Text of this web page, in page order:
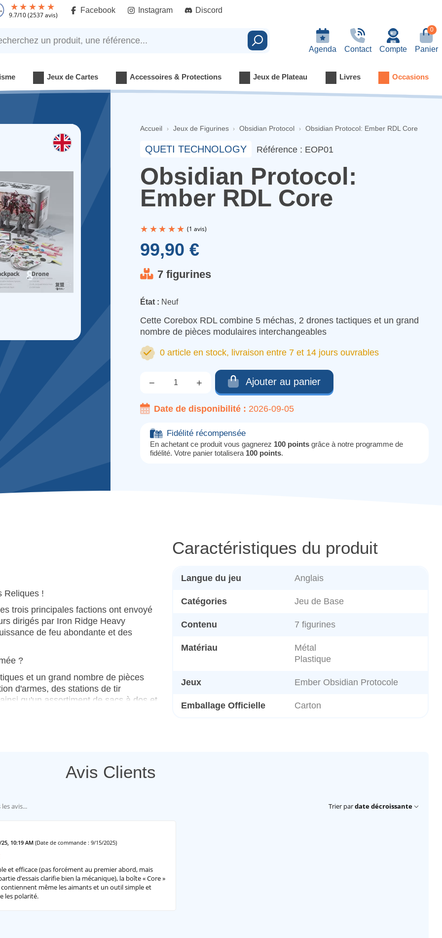
9.7 (2537 avis)
Facebook Instagram Discord
Agenda Contact
un produit, une référence...
Rechercher Compte
0
Panier
Jeux de Cartes Accessoires & Protections Jeux de Plateau Livres Occasions
Accueil Jeux de Figurines Obsidian Protocol Obsidian Protocol: Ember RDL Core
QUETI TECHNOLOGY Référence : EOP01
Obsidian Protocol:
Ember RDL Core
99,90 €
7 figurines
État : Neuf
Cette Corebox RDL combine 5 méchas, 2 drones tactiques et un grand
nombre de pièces modulaires interchangeables
0 article en stock, livraison entre 7 et 14 jours ouvrables
− + Ajouter au panier
Date de disponibilité : 2026-09-05
Fidélité récompensée
En achetant ce produit vous gagnerez 100 points grâce à notre programme de
fidélité. Votre panier totalisera 100 points.
Reliques !
trois principales factions ont envoyé
dirigés par Iron Ridge Heavy
de feu abondante et des
?
et un grand nombre de pièces
d'armes, des stations de tir
qu'un assortiment de sacs à dos et
un avantage tactique.
configuration complète et
!
Caractéristiques du produit
Langue du jeu Anglais
Catégories Jeu de Base
Contenu 7 figurines
Matériau
Métal
Plastique
Jeux Ember Obsidian Protocole
Emballage Officielle Carton
Avis Clients
Trier pardate décroissante
10:19 AM (Date de commande : 9/15/2025)
et efficace (pas forcément au premier abord, mais
d’essais clarifie bien la mécanique), la boîte « Core »
même les aimants et un outil simple et
les polarité.